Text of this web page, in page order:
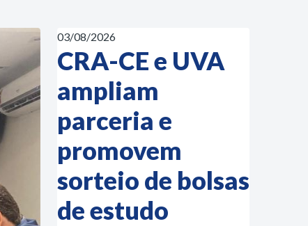
03/08/2026
CRA-CE e UVA
ampliam
parceria e
promovem
sorteio de bolsas
de estudo